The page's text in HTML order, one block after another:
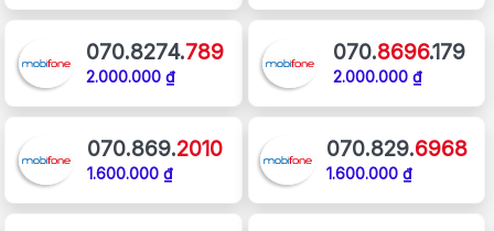
070.8274.789
2.000.000 ₫
070.8696.179
2.000.000 ₫
070.869.2010
1.600.000 ₫
070.829.6968
1.600.000 ₫